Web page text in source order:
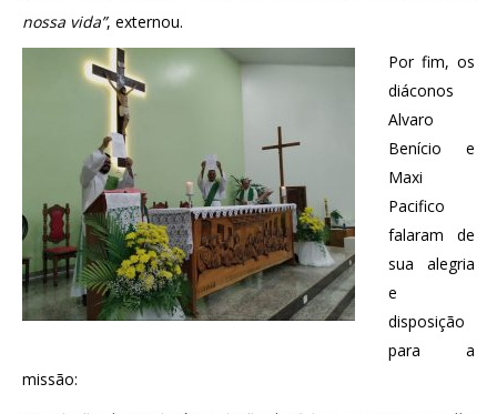
nossa vida”, externou.
Por fim, os
diáconos
Alvaro
Benício e
Maxi
Pacifico
falaram de
sua alegria
e
disposição
para a
missão: